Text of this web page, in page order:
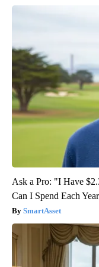
Ask a Pro: "I Have
Can I Spend Each
SmartAsset